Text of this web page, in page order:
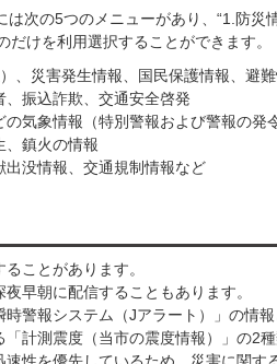
は次の5つのメニューがあり、“1.防災
けを利用選択することができます。
、災害発生情報、国民保護情報、避
振込詐欺、交通安全啓発
気象情報（特別警報および警報の発
、鎮火の情報
没情報、交通規制情報など
ことがあります。
早朝に配信することもあります。
警報システム（Jアラート）」の情
計測震度（当市の震度情報）」の2種